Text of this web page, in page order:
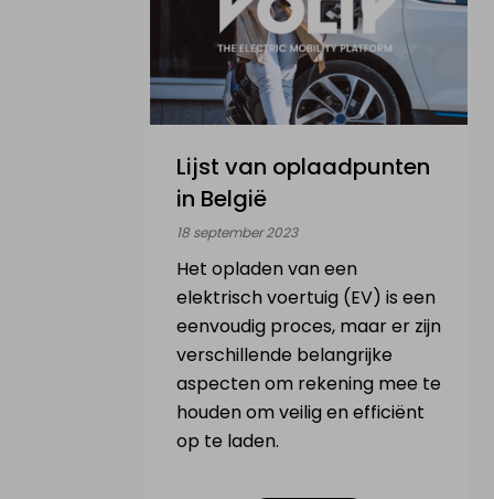
FR | EN
Lijst van oplaadpunten
in België
18 september 2023
Het opladen van een
elektrisch voertuig (EV) is een
eenvoudig proces, maar er zijn
verschillende belangrijke
aspecten om rekening mee te
houden om veilig en efficiënt
op te laden.